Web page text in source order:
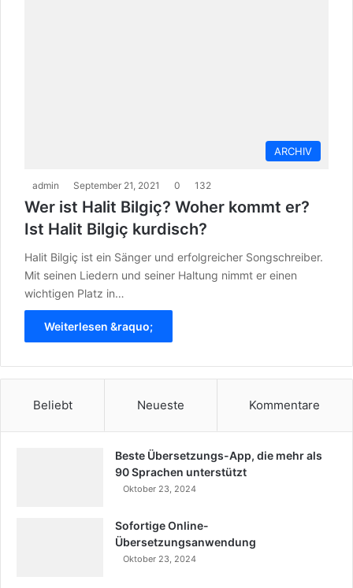
ARCHIV
admin September 21, 2021 0 132
Wer ist Halit Bilgiç? Woher kommt er?
Ist Halit Bilgiç kurdisch?
Halit Bilgiç ist ein Sänger und erfolgreicher Songschreiber.
Mit seinen Liedern und seiner Haltung nimmt er einen
wichtigen Platz in…
Weiterlesen &raquo;
Beliebt Neueste Kommentare
Beste Übersetzungs-App, die mehr als
90 Sprachen unterstützt
Oktober 23, 2024
Sofortige Online-
Übersetzungsanwendung
Oktober 23, 2024